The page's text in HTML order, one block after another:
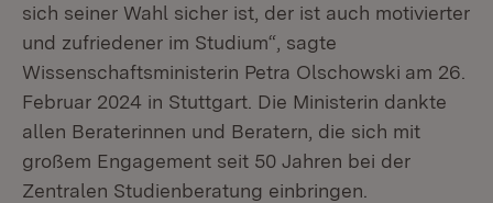
sich seiner Wahl sicher ist, der ist auch motivierter
und zufriedener im Studium“, sagte
Wissenschaftsministerin Petra Olschowski am 26.
Februar 2024 in Stuttgart. Die Ministerin dankte
allen Beraterinnen und Beratern, die sich mit
großem Engagement seit 50 Jahren bei der
Zentralen Studienberatung einbringen.